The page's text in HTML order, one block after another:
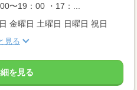
〜19：00 ・17：...
金曜日 土曜日 日曜日 祝日
見る
を見る